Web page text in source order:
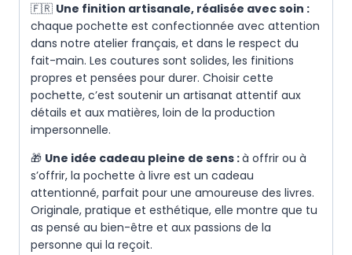
🇫🇷 Une finition artisanale, réalisée avec soin :
chaque pochette est confectionnée avec attention
dans notre atelier français, et dans le respect du
fait-main. Les coutures sont solides, les finitions
propres et pensées pour durer. Choisir cette
pochette, c’est soutenir un artisanat attentif aux
détails et aux matières, loin de la production
impersonnelle.
🎁 Une idée cadeau pleine de sens :à offrir ou à
s’offrir, la pochette à livre est un cadeau
attentionné, parfait pour une amoureuse des livres.
Originale, pratique et esthétique, elle montre que tu
as pensé au bien-être et aux passions de la
personne qui la reçoit.